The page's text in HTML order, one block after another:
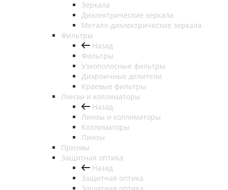
Зеркала
Диэлектрические зеркала
Металл-диэлектрические зеркала
Фильтры
Назад
Фильтры
Узкополосные фильтры
Дихроичные делители
Краевые фильтры
Линзы и коллиматоры
Назад
Линзы и коллиматоры
Коллиматоры
Линзы
Призмы
Защитная оптика
Назад
Защитная оптика